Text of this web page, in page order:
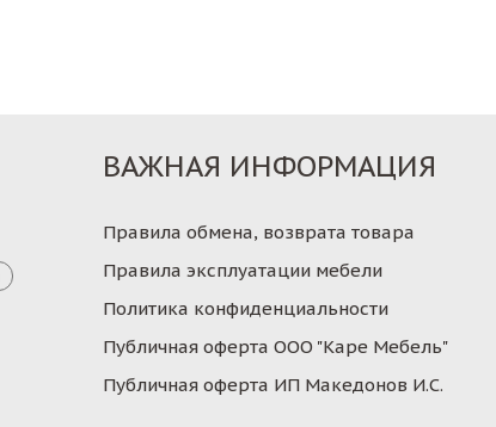
ВАЖНАЯ ИНФОРМАЦИЯ
Правила обмена, возврата товара
Правила эксплуатации мебели
Политика конфиденциальности
Публичная оферта ООО "Каре Мебель"
Публичная оферта ИП Македонов И.С.